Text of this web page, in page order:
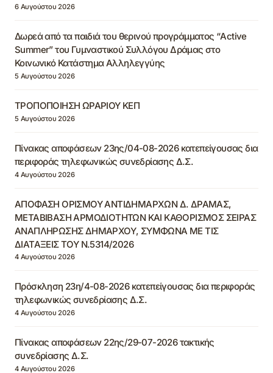
6 Αυγούστου 2026
Δωρεά από τα παιδιά του θερινού προγράμματος “Active
Summer” του Γυμναστικού Συλλόγου Δράμας στο
Κοινωνικό Κατάστημα Αλληλεγγύης
5 Αυγούστου 2026
ΤΡΟΠΟΠΟΙΗΣΗ ΩΡΑΡΙΟΥ ΚΕΠ
5 Αυγούστου 2026
Πίνακας αποφάσεων 23ης/04-08-2026 κατεπείγουσας δια
περιφοράς τηλεφωνικώς συνεδρίασης Δ.Σ.
4 Αυγούστου 2026
ΑΠΟΦΑΣΗ ΟΡΙΣΜΟΥ ΑΝΤΙΔΗΜΑΡΧΩΝ Δ. ΔΡΑΜΑΣ,
ΜΕΤΑΒΙΒΑΣΗ ΑΡΜΟΔΙΟΤΗΤΩΝ ΚΑΙ ΚΑΘΟΡΙΣΜΟΣ ΣΕΙΡΑΣ
ΑΝΑΠΛΗΡΩΣΗΣ ΔΗΜΑΡΧΟΥ, ΣΥΜΦΩΝΑ ΜΕ ΤΙΣ
ΔΙΑΤΑΞΕΙΣ ΤΟΥ Ν.5314/2026
4 Αυγούστου 2026
Πρόσκληση 23η/4-08-2026 κατεπείγουσας δια περιφοράς
τηλεφωνικώς συνεδρίασης Δ.Σ.
4 Αυγούστου 2026
Πίνακας αποφάσεων 22ης/29-07-2026 τακτικής
συνεδρίασης Δ.Σ.
4 Αυγούστου 2026